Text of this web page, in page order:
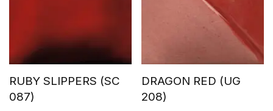
RUBY SLIPPERS (SC
087)
DRAGON RED (UG
208)